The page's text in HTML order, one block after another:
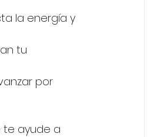
la energía y
tu
por
te ayude a